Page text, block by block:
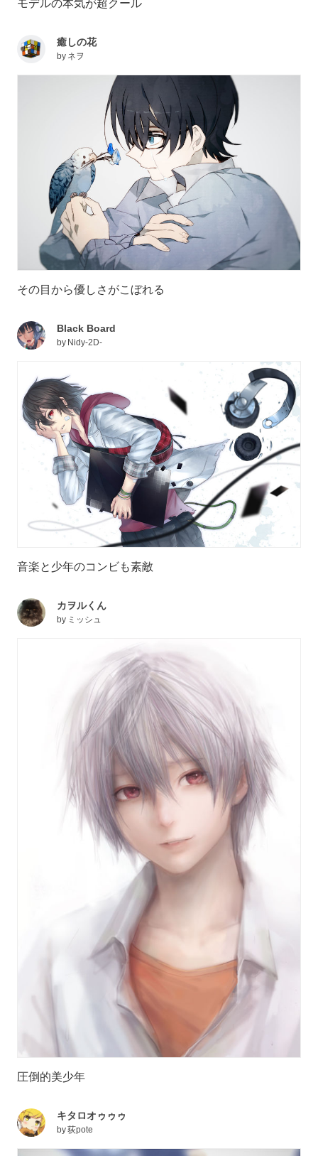
モデルの本気が超クール
癒しの花
by ネヲ
その目から優しさがこぼれる
Black Board
by Nidy-2D-
音楽と少年のコンビも素敵
カヲルくん
by ミッシュ
圧倒的美少年
キタロオゥゥゥ
by荻pote